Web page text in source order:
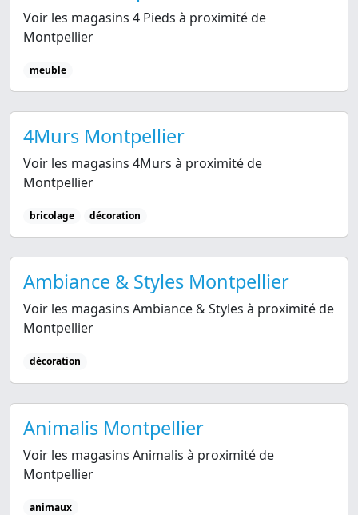
Voir les magasins 4 Pieds à proximité de
Montpellier
meuble
4Murs Montpellier
Voir les magasins 4Murs à proximité de
Montpellier
bricolage décoration
Ambiance & Styles Montpellier
Voir les magasins Ambiance & Styles à proximité de
Montpellier
décoration
Animalis Montpellier
Voir les magasins Animalis à proximité de
Montpellier
animaux